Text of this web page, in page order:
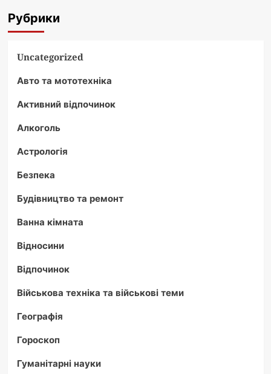
Рубрики
Uncategorized
Авто та мототехніка
Активний відпочинок
Алкоголь
Астрологія
Безпека
Будівництво та ремонт
Ванна кімната
Відносини
Відпочинок
Військова техніка та військові теми
Географія
Гороскоп
Гуманітарні науки